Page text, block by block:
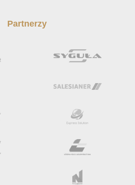
Partnerzy